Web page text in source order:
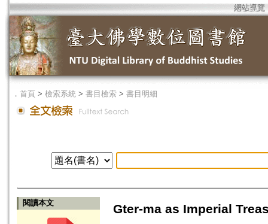
網站導覽
． 首頁 > 檢索系統 > 書目檢索 > 書目明細
閱讀本文
Gter-ma as Imperial